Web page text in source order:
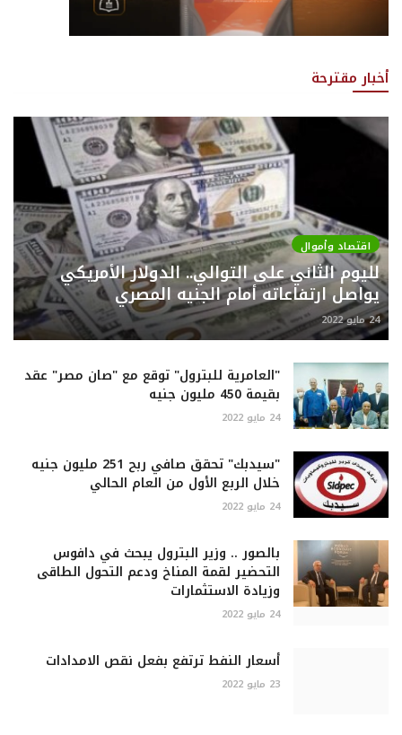
أخبار مقترحة
اقتصاد وأموال
لليوم الثاني على التوالي.. الدولار الأمريكي
يواصل ارتفاعاته أمام الجنيه المصري
24 مايو 2022
"العامرية للبترول" توقع مع "صان مصر" عقد
بقيمة 450 مليون جنيه
24 مايو 2022
"سيدبك" تحقق صافي ربح 251 مليون جنيه
خلال الربع الأول من العام الحالي
24 مايو 2022
بالصور .. وزير البترول يبحث في دافوس
التحضير لقمة المناخ ودعم التحول الطاقى
وزيادة الاستثمارات
24 مايو 2022
أسعار النفط ترتفع بفعل نقص الامدادات
23 مايو 2022